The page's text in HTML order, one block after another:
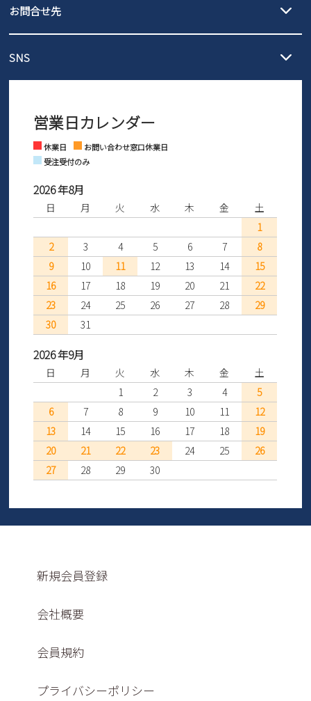
3,980円（税込）以上お買い上げで送料無料
発送日・送料詳細については
ご利用ください。
ご利用ください。
の片道無料サービスを実施中！
ントとしても安心してご利用いただけるよう、サイズ交換の受付期
さい。
お問合せ先
営業時間：11時～17時
※土日祝はお問い合わせ窓口休業日となります。
SNS
Facebook Instagram
営業日カレンダー
休業日
お問い合わせ窓口休業日
受注受付のみ
2026 年8月
日 月 火 水 木 金
土
1
2
3 4 5 6 7
8
9
10 11 12 13 14
15
16
17 18 19 20 21
22
23
24 25 26 27 28
29
30
31
2026 年9月
日 月 火 水 木 金
土
1
2 3 4
5
6
7 8 9 10 11
12
13
14 15 16 17 18
19
20
21 22 23 24 25
26
27
28 29 30
新規会員登録
会社概要
会員規約
プライバシーポリシー